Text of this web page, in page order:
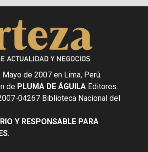
de 2007 en Lima, Perú.
de PLUMA DE ÁGUILA Editores.
04267 Biblioteca Nacional del
Y RESPONSABLE PARA
.